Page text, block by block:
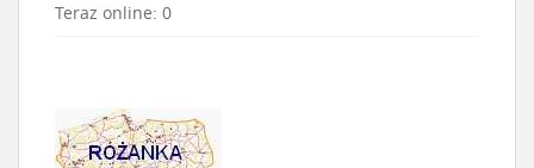
Teraz online: 0